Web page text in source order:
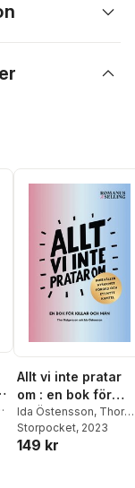
antal röster:
Allt vi inte pratar
om : en bok för
killar och män
Ida Östensson, Thor
Rutgersson
Storpocket, 2023
149 kr